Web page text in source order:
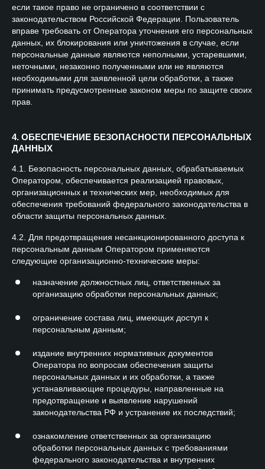
если такое право не ограничено в соответствии с
законодательством Российской Федерации. Пользователь
вправе требовать от Оператора уточнения его персональных
данных, их блокирования или уничтожения в случае, если
персональные данные являются неполными, устаревшими,
неточными, незаконно полученными или не являются
необходимыми для заявленной цели обработки, а также
принимать предусмотренные законом меры по защите своих
прав.
4. ОБЕСПЕЧЕНИЕ БЕЗОПАСНОСТИ ПЕРСОНАЛЬНЫХ
ДАННЫХ
4.1. Безопасность персональных данных, обрабатываемых
Оператором, обеспечивается реализацией правовых,
организационных и технических мер, необходимых для
обеспечения требований федерального законодательства в
области защиты персональных данных.
4.2. Для предотвращения несанкционированного доступа к
персональным данным Оператором применяются
следующие организационно-технические меры:
назначение должностных лиц, ответственных за
организацию обработки персональных данных;
ограничение состава лиц, имеющих доступ к
персональным данным;
издание внутренних нормативных документов
Оператора по вопросам обеспечения защиты
персональных данных и их обработки, а также
устанавливающие процедуры, направленные на
предотвращение и выявление нарушений
законодательства РФ и устранение их последствий;
ознакомление ответственных за организацию
обработки персональных данных с требованиями
федерального законодательства и внутренних